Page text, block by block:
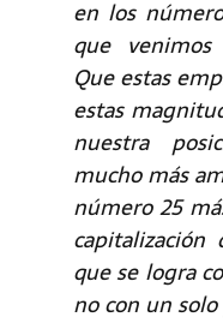
en los
que venimos
Que estas
estas
nuestra
mucho más
número 25
que se logra
no con un